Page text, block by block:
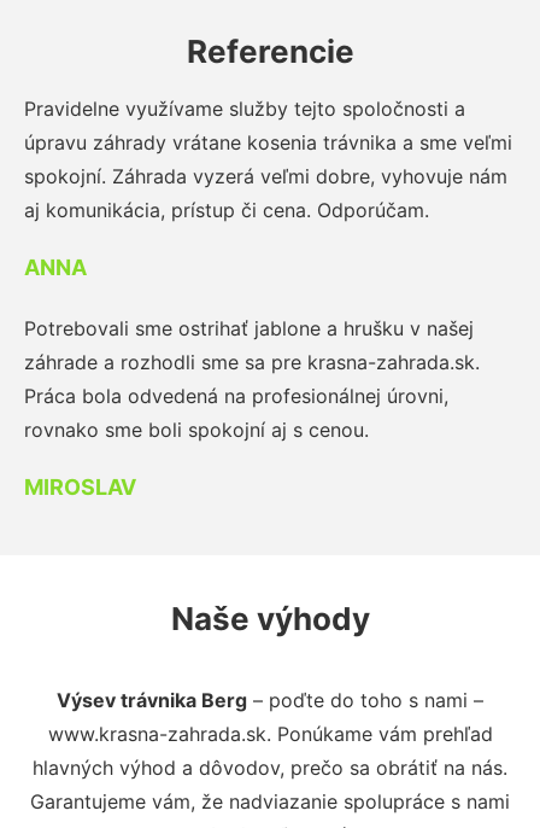
Referencie
Pravidelne využívame služby tejto spoločnosti a
úpravu záhrady vrátane kosenia trávnika a sme veľmi
spokojní. Záhrada vyzerá veľmi dobre, vyhovuje nám
aj komunikácia, prístup či cena. Odporúčam.
ANNA
Potrebovali sme ostrihať jablone a hrušku v našej
záhrade a rozhodli sme sa pre krasna-zahrada.sk.
Práca bola odvedená na profesionálnej úrovni,
rovnako sme boli spokojní aj s cenou.
MIROSLAV
Naše výhody
Výsev trávnika Berg – poďte do toho s nami –
www.krasna-zahrada.sk. Ponúkame vám prehľad
hlavných výhod a dôvodov, prečo sa obrátiť na nás.
Garantujeme vám, že nadviazanie spolupráce s nami